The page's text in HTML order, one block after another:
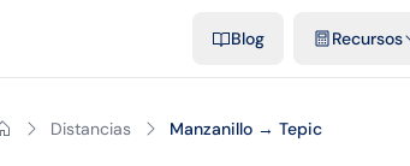
Blog Recursos
Distancias Manzanillo → Tepic